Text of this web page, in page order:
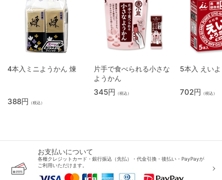
4本入ミニようかん 煉
388円 （税込）
片手で食べられる小さな
ようかん
345円 （税込）
5本入 えい
702円 （税込）
お支払いについて
各種クレジットカード・銀行振込（先払）・代金引換・後払い・PayPayが
ご利用いただけます。